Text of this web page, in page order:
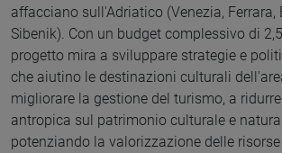
affacciano sull'Adriatico (Venezia, Ferrara,
Sibenik). Con un budget complessivo di
progetto mira a sviluppare strategie e
che aiutino le destinazioni culturali
migliorare la gestione del turismo, a
antropica sul patrimonio culturale e
potenziando la valorizzazione delle